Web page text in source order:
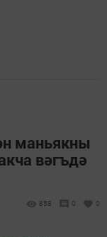
маньякны
вәгъдә
858 0 0